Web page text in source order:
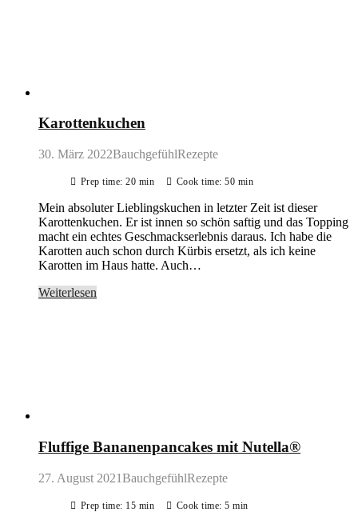
Karottenkuchen
30. März 2022BauchgefühlRezepte
Prep time: 20 min Cook time: 50 min
Mein absoluter Lieblingskuchen in letzter Zeit ist dieser
Karottenkuchen. Er ist innen so schön saftig und das Topping
macht ein echtes Geschmackserlebnis daraus. Ich habe die
Karotten auch schon durch Kürbis ersetzt, als ich keine
Karotten im Haus hatte. Auch…
Weiterlesen
Fluffige Bananenpancakes mit Nutella®
27. August 2021BauchgefühlRezepte
Prep time: 15 min Cook time: 5 min